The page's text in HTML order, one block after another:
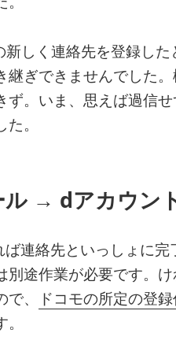
しく連絡先を登録し
継ぎできませんでした
ず。いま、思えば過信
。
ル → dアカウン
連絡先といっしょに
別途作業が必要です。
、
ドコモの所定の登